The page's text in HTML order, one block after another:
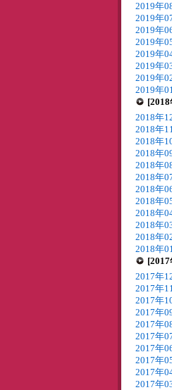
2019年
2019年
2019年
2019年
2019年
2019年
2019年
2019年
2018年
2018年
2018年
2018年
2018年
2018年
2018年
2018年
2018年
2018年
2018年
2018年
2017年
2017年
2017年
2017年
2017年
2017年
2017年
2017年
2017年
2017年